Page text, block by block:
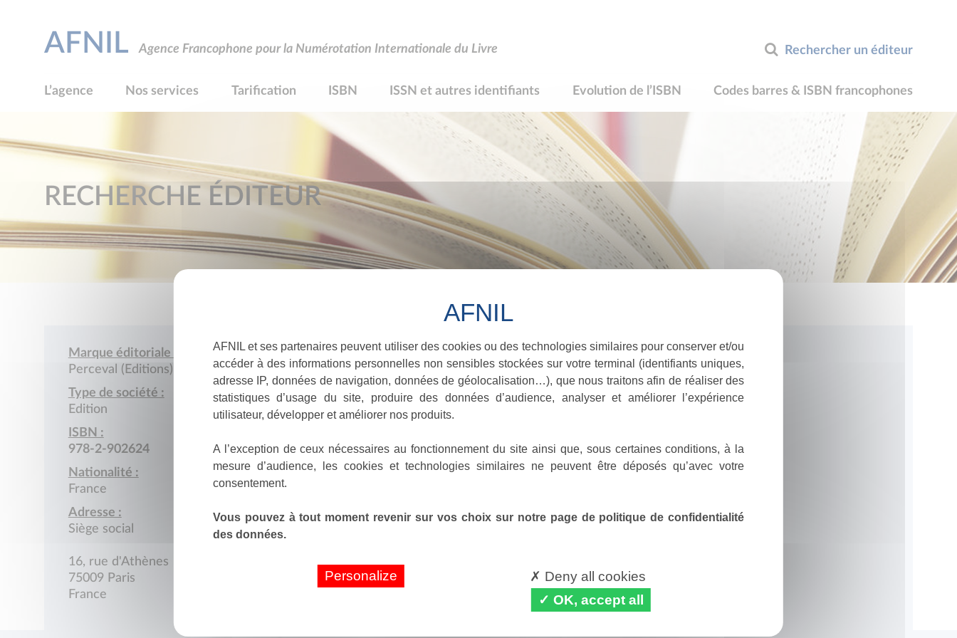
Rechercher un éditeur
AFNIL Agence Francophone pour la Numérotation Internationale du Livre
L’agence Nos services Tarification ISBN ISSN et autres identifiants Evolution de l’ISBN Codes barres & ISBN francophones
RECHERCHE ÉDITEUR
Marque éditoriale :
Perceval (Editions)
Type de société :
Edition
ISBN :
978-2-902624
Nationalité :
France
Adresse :
Siège social
16, rue d'Athènes
75009 Paris
France
AFNIL et ses partenaires peuvent utiliser des cookies ou des technologies similaires pour conserver et/ou
accéder à des informations personnelles non sensibles stockées sur votre terminal (identifiants uniques,
adresse IP, données de navigation, données de géolocalisation…), que nous traitons afin de réaliser des
statistiques d’usage du site, produire des données d’audience, analyser et améliorer l’expérience
utilisateur, développer et améliorer nos produits.
A l’exception de ceux nécessaires au fonctionnement du site ainsi que, sous certaines conditions, à la
mesure d’audience, les cookies et technologies similaires ne peuvent être déposés qu’avec votre
consentement.
Vous pouvez à tout moment revenir sur vos choix sur notre page de politique de confidentialité
des données.
Personalize
Deny all cookies
OK, accept all